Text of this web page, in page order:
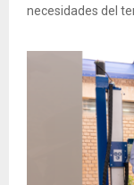
necesidades del